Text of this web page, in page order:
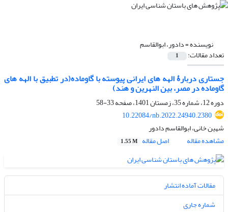
نویسنده =دادور، ابوالقاسم
تعداد مقالات: 1
جستاری دربارۀ الهه های ایرانی پیوسته با گاوماده(در تطبیق با الهه های
گاوماده در مصر، بین النهرین و هند)
دوره 12، شماره 35، زمستان 1401، صفحه
33-58
10.22084/nb.2022.24940.2380
شهین خانی، ابوالقاسم دادور
مشاهده مقاله
اصل مقاله 1.55 M
مقالات آماده انتشار
شماره جاری